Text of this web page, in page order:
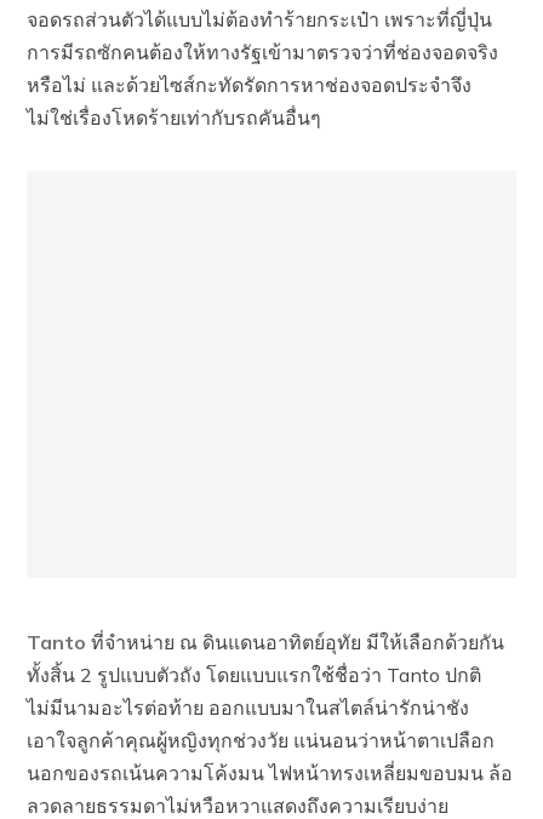
จอดรถส่วนตัวได้แบบไม่ต้องทำร้ายกระเป๋า เพราะที่ญี่ปุ่น
การมีรถซักคนต้องให้ทางรัฐเข้ามาตรวจว่าที่ช่องจอดจริง
หรือไม่ และด้วยไซส์กะทัดรัดการหาช่องจอดประจำจึง
ไม่ใช่เรื่องโหดร้ายเท่ากับรถคันอื่นๆ
Tanto ที่จำหน่าย ณ ดินแดนอาทิตย์อุทัย มีให้เลือกด้วยกัน
ทั้งสิ้น 2 รูปแบบตัวถัง โดยแบบแรกใช้ชื่อว่า Tanto ปกติ
ไม่มีนามอะไรต่อท้าย ออกแบบมาในสไตล์น่ารักน่าชัง
เอาใจลูกค้าคุณผู้หญิงทุกช่วงวัย แน่นอนว่าหน้าตาเปลือก
นอกของรถเน้นความโค้งมน ไฟหน้าทรงเหลี่ยมขอบมน ล้อ
ลวดลายธรรมดาไม่หวือหวาแสดงถึงความเรียบง่าย